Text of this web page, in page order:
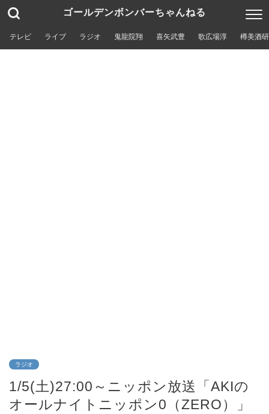
ゴールデンボンバーちゃんねる
テレビ ライブ ラジオ 鬼龍院翔 喜矢武豊 歌広場淳 樽美酒
ラジオ
1/5(土)27:00～ニッポン放送「AKIの
オールナイトニッポン0（ZERO）」